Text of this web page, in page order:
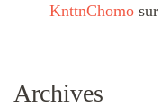
KnttnChomo sur
Archives